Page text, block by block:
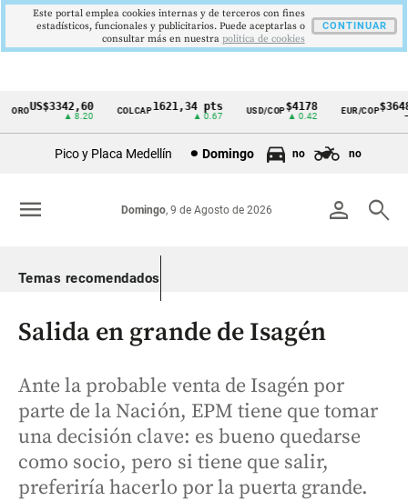
Cintillo
Colombia
US$3342,60
▲ 8.20
COLCAP1621,34 pts
▲ 0.67
USD/COP$4178
▲ 0.42
EUR/COP$3648
Pico y Placa Medellín Domingo no no
person search
Domingo, 9 de Agosto de 2026
menu
Temas recomendados
Salida en grande de Isagén
Ante la probable venta de Isagén por
parte de la Nación, EPM tiene que tomar
una decisión clave: es bueno quedarse
como socio, pero si tiene que salir,
preferiría hacerlo por la puerta grande.
Este portal emplea cookies internas y de terceros con fines
estadísticos, funcionales y publicitarios. Puede aceptarlas o
consultar más en nuestra politica de cookies
CONTINUAR